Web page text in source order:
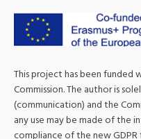
This project has been funded
Commission. The author is
(communication) and the
any use may be made of the